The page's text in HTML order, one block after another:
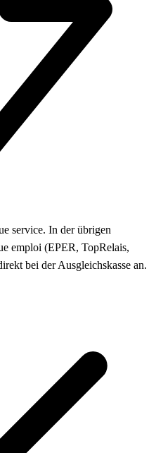
service. In der übrigen
emploi (EPER, TopRelais,
bei der Ausgleichskasse an.